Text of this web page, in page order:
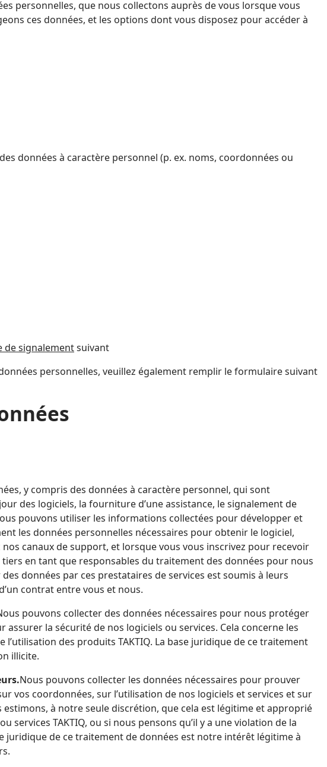
personnelles, que nous collectons auprès de vous lorsque vous
ces données, et les options dont vous disposez pour accéder à
données à caractère personnel (p. ex. noms, coordonnées ou
de signalementsuivant
personnelles, veuillez également remplir le formulaire suivant
y compris des données à caractère personnel, qui sont
des logiciels, la fourniture d’une assistance, le signalement de
pouvons utiliser les informations collectées pour développer et
les données personnelles nécessaires pour obtenir le logiciel,
canaux de support, et lorsque vous vous inscrivez pour recevoir
en tant que responsables du traitement des données pour nous
données par ces prestataires de services est soumis à leurs
d’un contrat entre vous et nous.
pouvons collecter des données nécessaires pour nous protéger
la sécurité de nos logiciels ou services. Cela concerne les
La base juridique de ce traitement
illicite.
Nous pouvons collecter les données nécessaires pour prouver
vos coordonnées, sur l’utilisation de nos logiciels et services et sur
à notre seule discrétion, que cela est légitime et approprié
TAKTIQ, ou si nous pensons qu’il y a une violation de la